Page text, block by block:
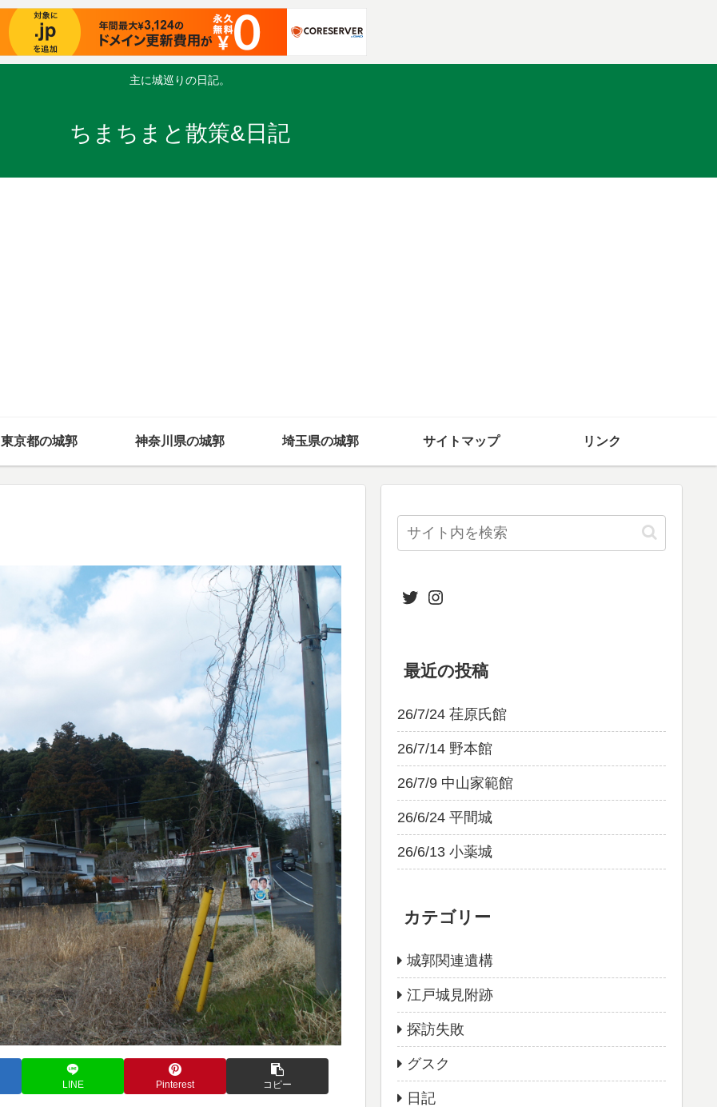
主に城巡りの日記。
ちまちまと散策&日記
東京都の城郭 神奈川県の城郭 埼玉県の城郭 サイトマップ リンク
LINE Pinterest コピー
Twitter
最近の投稿
26/7/24 荏原氏館
26/7/14 野本館
26/7/9 中山家範館
26/6/24 平間城
26/6/13 小薬城
カテゴリー
城郭関連遺構
江戸城見附跡
探訪失敗
グスク
日記